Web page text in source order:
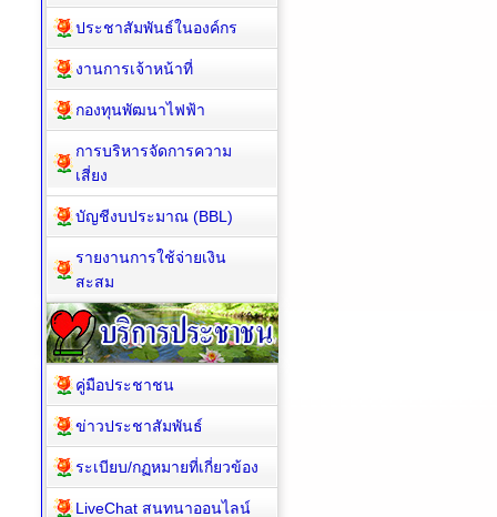
ประชาสัมพันธ์ในองค์กร
งานการเจ้าหน้าที่
กองทุนพัฒนาไฟฟ้า
การบริหารจัดการความ
เสี่ยง
บัญชีงบประมาณ (BBL)
รายงานการใช้จ่ายเงิน
สะสม
คู่มือประชาชน
ข่าวประชาสัมพันธ์
ระเบียบ/กฏหมายที่เกี่ยวข้อง
LiveChat สนทนาออนไลน์